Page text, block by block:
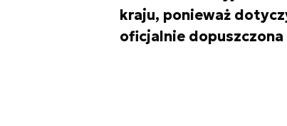
kraju, ponieważ
oficjalnie